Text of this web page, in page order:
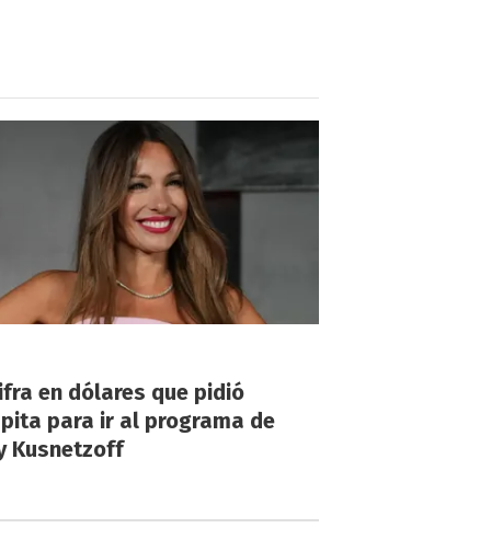
en dólares que pidió
para ir al programa de
Kusnetzoff